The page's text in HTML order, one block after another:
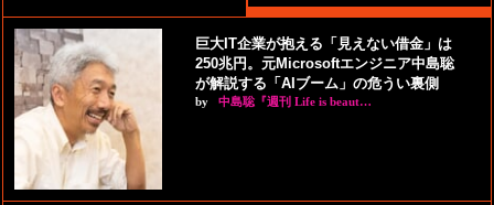
巨大IT企業が抱える「見えない借金」は
250兆円。元Microsoftエンジニア中島聡
が解説する「AIブーム」の危うい裏側
by 中島聡『週刊 Life is beaut…